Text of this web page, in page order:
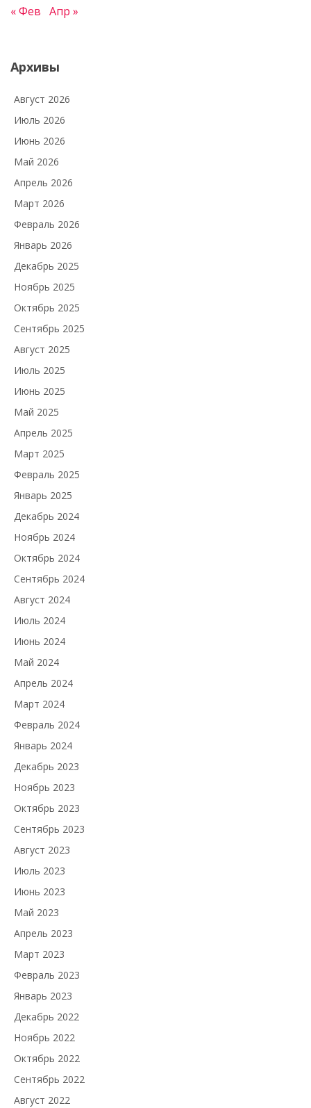
« Фев Апр »
Архивы
Август 2026
Июль 2026
Июнь 2026
Май 2026
Апрель 2026
Март 2026
Февраль 2026
Январь 2026
Декабрь 2025
Ноябрь 2025
Октябрь 2025
Сентябрь 2025
Август 2025
Июль 2025
Июнь 2025
Май 2025
Апрель 2025
Март 2025
Февраль 2025
Январь 2025
Декабрь 2024
Ноябрь 2024
Октябрь 2024
Сентябрь 2024
Август 2024
Июль 2024
Июнь 2024
Май 2024
Апрель 2024
Март 2024
Февраль 2024
Январь 2024
Декабрь 2023
Ноябрь 2023
Октябрь 2023
Сентябрь 2023
Август 2023
Июль 2023
Июнь 2023
Май 2023
Апрель 2023
Март 2023
Февраль 2023
Январь 2023
Декабрь 2022
Ноябрь 2022
Октябрь 2022
Сентябрь 2022
Август 2022